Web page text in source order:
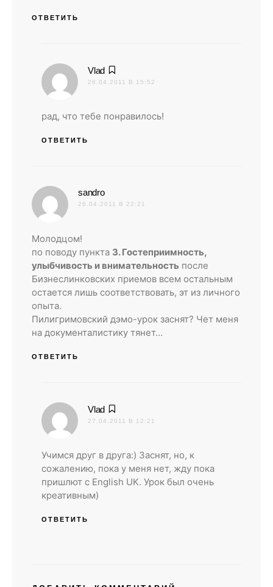
ОТВЕТИТЬ
Vlad
26.04.2011 В 15:52
рад, что тебе понравилось!
ОТВЕТИТЬ
sandro:
26.04.2011 В 22:21
Молодцом!
по поводу пункта 3. Гостеприимность,
улыбчивость и внимательность после
Бизнеслинковских приемов всем остальным
остается лишь соответствовать, эт из личного
опыта.
Пилигримовский дэмо-урок заснят? Чет меня
на документалистику тянет…
ОТВЕТИТЬ
Vlad
27.04.2011 В 12:21
Учимся друг в друга:) Заснят, но, к
сожалению, пока у меня нет, жду пока
пришлют с English UK. Урок был очень
креативным)
ОТВЕТИТЬ